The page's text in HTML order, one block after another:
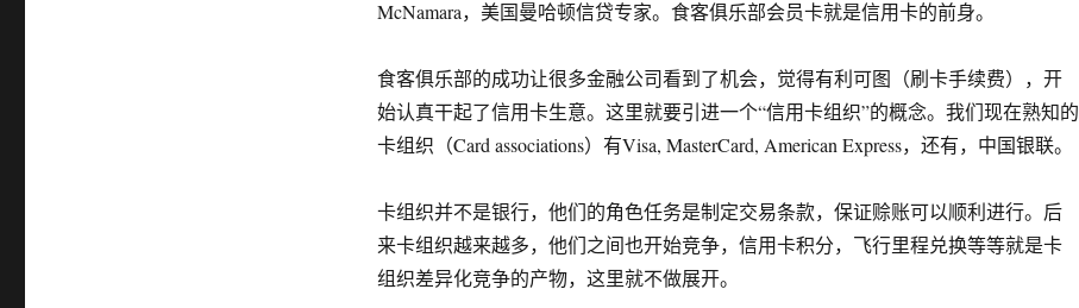
McNamara，美国曼哈顿信贷专家。食客俱乐部会员卡就是信用卡的前身。
食客俱乐部的成功让很多金融公司看到了机会，觉得有利可图（刷卡手续费），开
始认真干起了信用卡生意。这里就要引进一个“信用卡组织”的概念。我们现在熟知的
卡组织（Card associations）有Visa, MasterCard, American Express，还有，中国银联。
卡组织并不是银行，他们的角色任务是制定交易条款，保证赊账可以顺利进行。后
来卡组织越来越多，他们之间也开始竞争，信用卡积分，飞行里程兑换等等就是卡
组织差异化竞争的产物，这里就不做展开。